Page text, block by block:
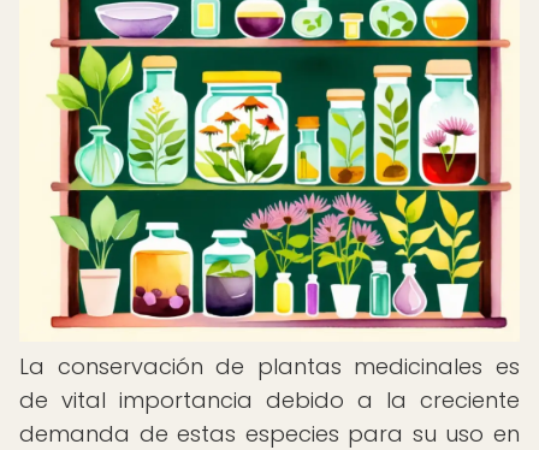
La conservación de plantas medicinales es
de vital importancia debido a la creciente
demanda de estas especies para su uso en